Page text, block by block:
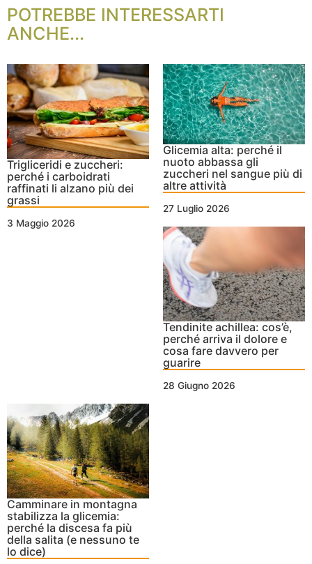
POTREBBE INTERESSARTI
ANCHE...
Trigliceridi e zuccheri:
perché i carboidrati
raffinati li alzano più dei
grassi
3 Maggio 2026
Glicemia alta: perché il
nuoto abbassa gli
zuccheri nel sangue più di
altre attività
27 Luglio 2026
Tendinite achillea: cos’è,
perché arriva il dolore e
cosa fare davvero per
guarire
28 Giugno 2026
Camminare in montagna
stabilizza la glicemia:
perché la discesa fa più
della salita (e nessuno te
lo dice)